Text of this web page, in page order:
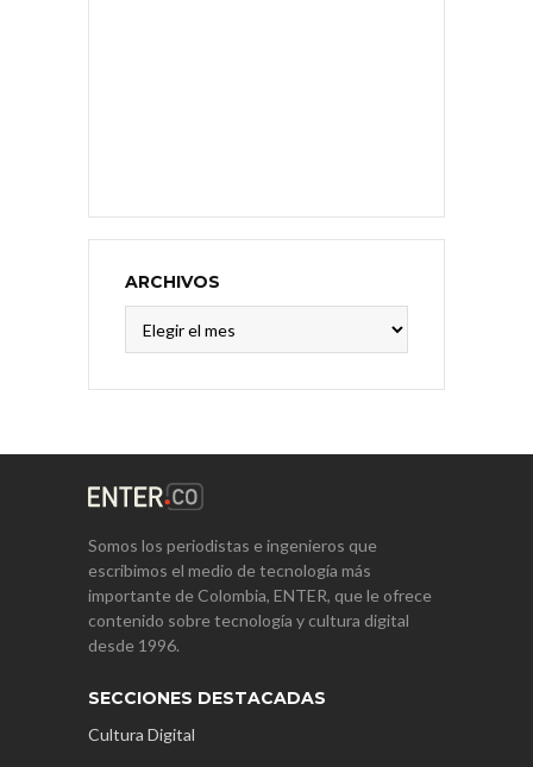
ARCHIVOS
Somos los periodistas e ingenieros que
escribimos el medio de tecnología más
importante de Colombia, ENTER, que le ofrece
contenido sobre tecnología y cultura digital
desde 1996.
SECCIONES DESTACADAS
Cultura Digital